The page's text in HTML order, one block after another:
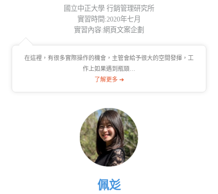
國立中正大學 行銷管理研究所
實習時間:2020年七月
實習內容:網頁文案企劃
在這裡，有很多實際操作的機會，主管會給予很大的空間發揮，工
作上如果遇到瓶頸…
了解更多 ➔
佩彣